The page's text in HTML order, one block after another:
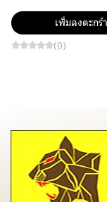
เพิ่มลงตะกร้า
(0)